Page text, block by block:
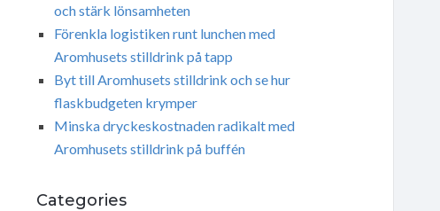
och stärk lönsamheten
Förenkla logistiken runt lunchen med
Aromhusets stilldrink på tapp
Byt till Aromhusets stilldrink och se hur
flaskbudgeten krymper
Minska dryckeskostnaden radikalt med
Aromhusets stilldrink på buffén
Categories